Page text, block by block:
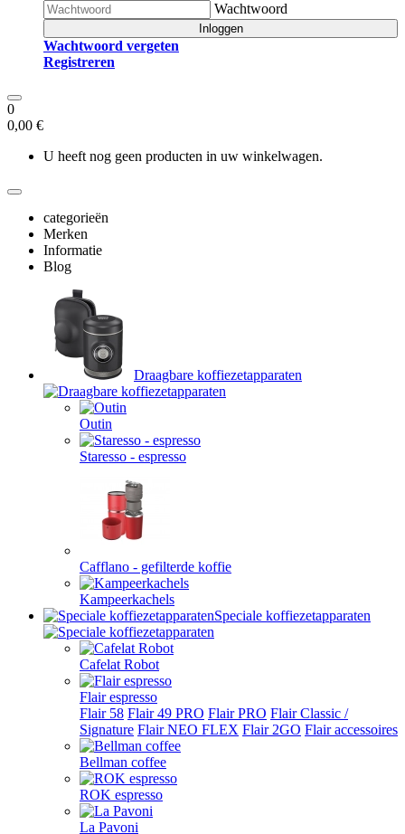
Wachtwoord
Inloggen
Wachtwoord vergeten
Registreren
0
0,00 €
U heeft nog geen producten in uw winkelwagen.
categorieën
Merken
Informatie
Blog
Draagbare koffiezetapparaten
Outin
Staresso - espresso
Cafflano - gefilterde koffie
Kampeerkachels
Speciale koffiezetapparaten
Cafelat Robot
Flair espresso
Flair 58 Flair 49 PRO Flair PRO Flair Classic /
Signature Flair NEO FLEX Flair 2GO Flair accessoires
Bellman coffee
ROK espresso
La Pavoni